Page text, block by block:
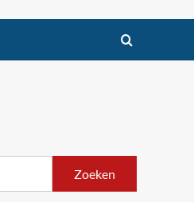
Zoeken